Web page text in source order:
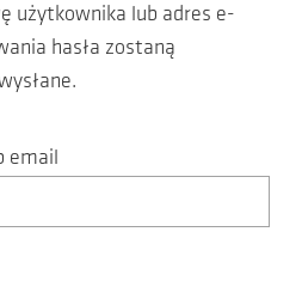
użytkownika lub adres e-
hasła zostaną
email